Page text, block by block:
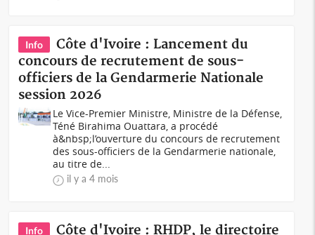
Info
Côte d'Ivoire : Lancement du
concours de recrutement de sous-
officiers de la Gendarmerie Nationale
session 2026
Le Vice-Premier Ministre, Ministre de la Défense,
Téné Birahima Ouattara, a procédé
à&nbsp;l’ouverture du concours de recrutement
des sous-officiers de la Gendarmerie nationale,
au titre de...
il y a 4 mois
Info
Côte d'Ivoire : RHDP, le directoire